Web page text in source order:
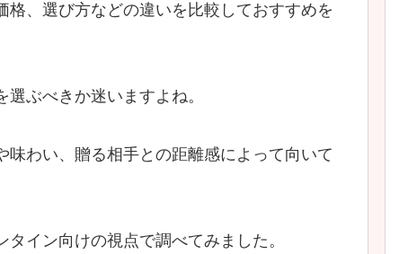
、選び方などの違いを比較しておすすめを
ぶべきか迷いますよね。
わい、贈る相手との距離感によって向いて
イン向けの視点で調べてみました。